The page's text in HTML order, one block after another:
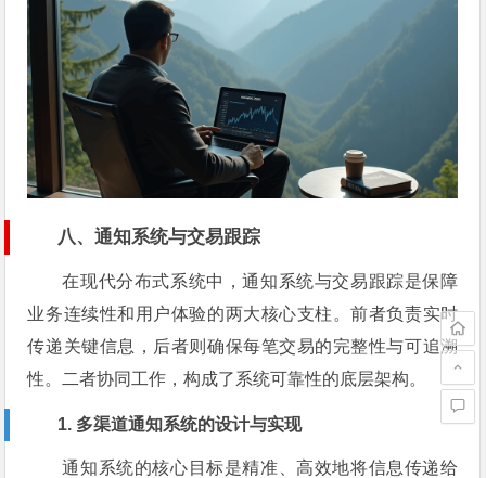
八、通知系统与交易跟踪
在现代分布式系统中，通知系统与交易跟踪是保障
业务连续性和用户体验的两大核心支柱。前者负责实时
传递关键信息，后者则确保每笔交易的完整性与可追溯
性。二者协同工作，构成了系统可靠性的底层架构。
1. 多渠道通知系统的设计与实现
通知系统的核心目标是精准、高效地将信息传递给